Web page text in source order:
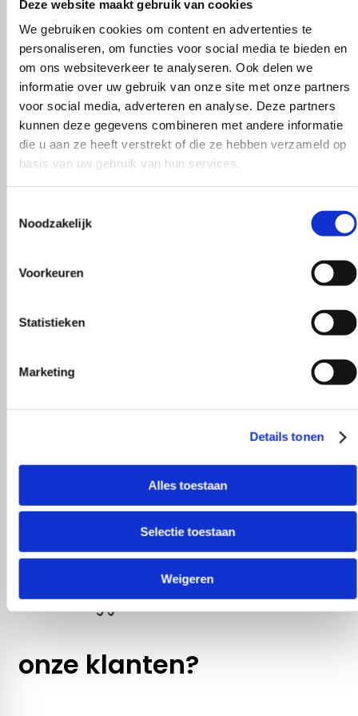
Deze website maakt gebruik van cookies
We gebruiken cookies om content en advertenties te
personaliseren, om functies voor social media te bieden en
om ons websiteverkeer te analyseren. Ook delen we
informatie over uw gebruik van onze site met onze partners
voor social media, adverteren en analyse. Deze partners
kunnen deze gegevens combineren met andere informatie
die u aan ze heeft verstrekt of die ze hebben verzameld op
basis van uw gebruik van hun services.
Noodzakelijk
Voorkeuren
Statistieken
Marketing
Details tonen
Alles toestaan
Selectie toestaan
Weigeren
Maak je bestelling compleet
Wat zeggen
onze klanten?